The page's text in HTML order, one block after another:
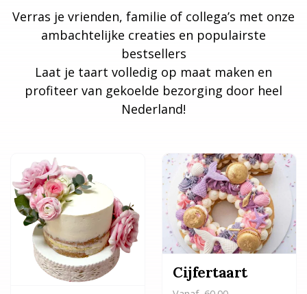
Verras je vrienden, familie of collega’s met onze
ambachtelijke creaties en populairste
bestsellers
Laat je taart volledig op maat maken en
profiteer van gekoelde bezorging door heel
Nederland!
Cijfertaart